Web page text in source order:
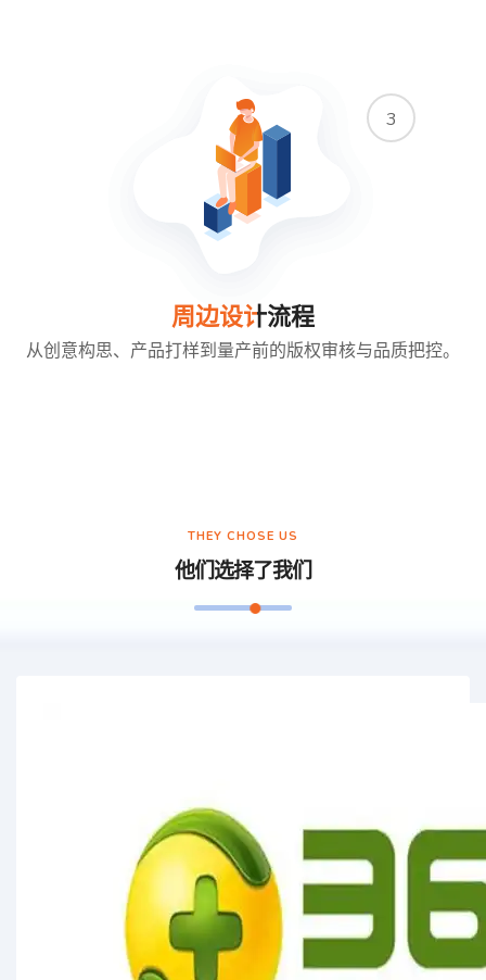
3
周边设计流程
从创意构思、产品打样到量产前的版权审核与品质把控。
THEY CHOSE US
他们选择了我们